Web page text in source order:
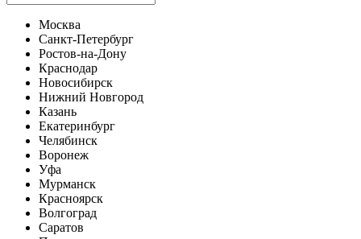
Москва
Санкт-Петербург
Ростов-на-Дону
Краснодар
Новосибирск
Нижний Новгород
Казань
Екатеринбург
Челябинск
Воронеж
Уфа
Мурманск
Красноярск
Волгоград
Саратов